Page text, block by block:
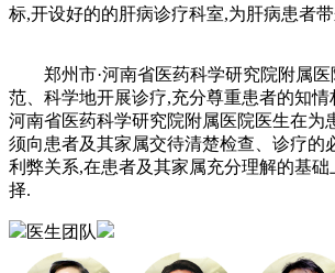
标,开设好的的肝病诊疗科室,为肝病患者
郑州市·河南省医药科学研究院附属医
范、科学地开展诊疗,充分尊重患者的知情
河南省医药科学研究院附属医院医生在为
须向患者及其家属交待清楚检查、诊疗的
利弊关系,在患者及其家属充分理解的基
择.
医生团队